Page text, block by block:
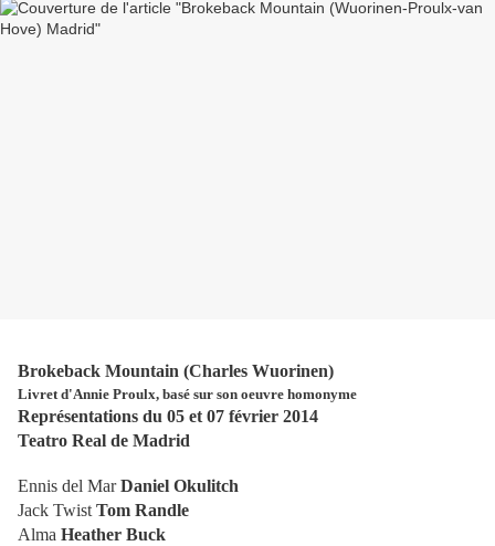
Brokeback Mountain (Charles Wuorinen)
Livret d'Annie Proulx, basé sur son oeuvre homonyme
Représentations du 05 et 07 février 2014
Teatro Real de Madrid
Ennis del MarDaniel Okulitch
Jack Twist Tom Randle
Alma Heather Buck